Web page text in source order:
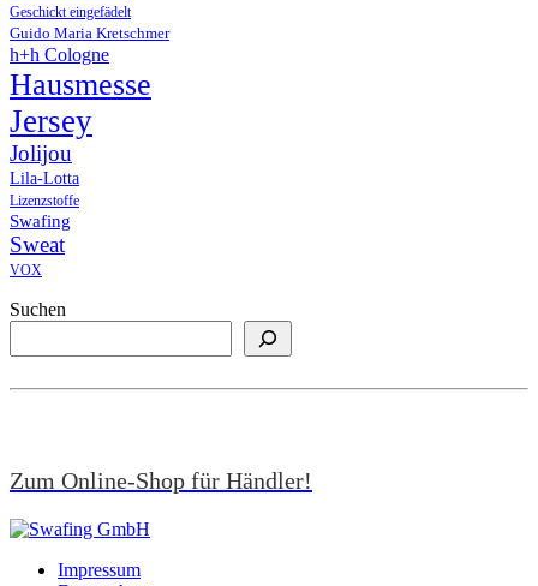
Geschickt eingefädelt
Guido Maria Kretschmer
h+h Cologne
Hausmesse
Jersey
Jolijou
Lila-Lotta
Lizenzstoffe
Swafing
Sweat
VOX
Suchen
Zum Online-Shop für Händler!
Impressum